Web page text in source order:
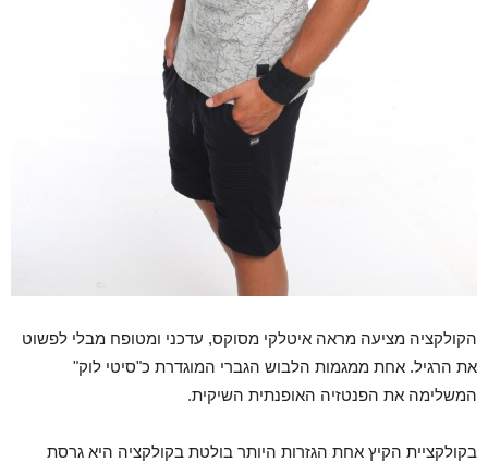
הקולקציה מציעה מראה איטלקי מסוקס, עדכני ומטופח מבלי לפשוט
את הרגיל. אחת ממגמות הלבוש הגברי המוגדרת כ"סיטי לוק"
המשלימה את הפנטזיה האופנתית השיקית.
בקולקציית הקיץ אחת הגזרות היותר בולטת בקולקציה היא גרסת